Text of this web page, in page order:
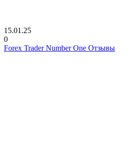
15.01.25
0
Forex Trader Number One Отзывы